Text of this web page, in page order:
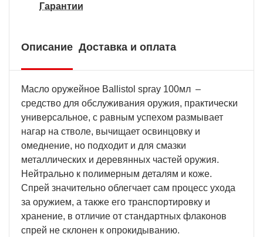
Гарантии
Описание Доставка и оплата
Масло оружейное Ballistol spray 100мл –
средство для обслуживания оружия, практически
универсальное, с равным успехом размывает
нагар на стволе, вычищает освинцовку и
омеднение, но подходит и для смазки
металлических и деревянных частей оружия.
Нейтрально к полимерным деталям и коже.
Спрей значительно облегчает сам процесс ухода
за оружием, а также его транспортировку и
хранение, в отличие от стандартных флаконов
спрей не склонен к опрокидыванию.